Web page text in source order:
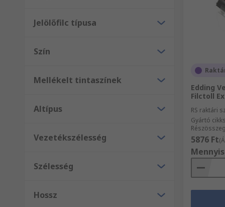
Jelölőfilc típusa
Szín
Mellékelt tintaszínek
Altípus
Vezetékszélesség
Szélesség
Hossz
Edding
Filctoll
RS raktári
Gyártó
5876 Ft